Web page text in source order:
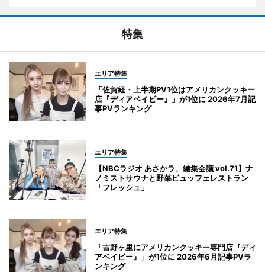
特集
エリア特集
「佐賀経・上半期PV1位はアメリカンクッキー
店『ディアベイビー』」が1位に 2026年7月記
事PVランキング
エリア特集
【NBCラジオ あさかラ、編集会議 vol.71】ナ
ノミストサウナと野菜ビュッフェレストラン
「フレッシュ」
エリア特集
「吉野ヶ里にアメリカンクッキー専門店『ディ
アベイビー』」が1位に 2026年6月記事PVラ
ンキング